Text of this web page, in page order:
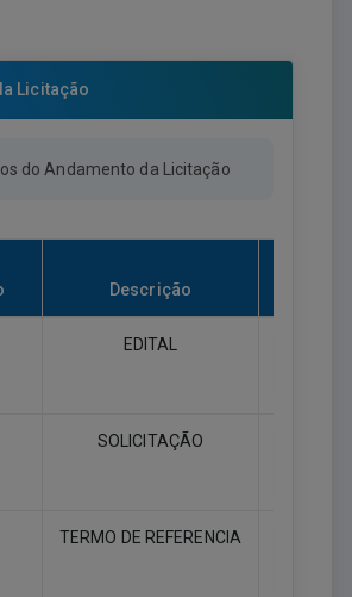
Licitação
do Andamento da Licitação
Descrição
EDITAL
SOLICITAÇÃO
TERMO DE REFERENCIA